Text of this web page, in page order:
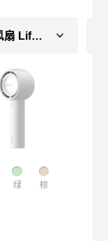
手持风扇 Life5（长续航款）
绿 棕